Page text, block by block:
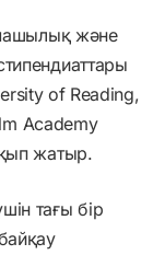
және
of Reading,
Academy
жатыр.
тағы бір